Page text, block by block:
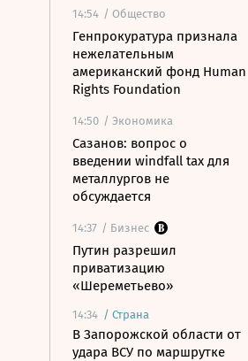
14:54 / Общество
Генпрокуратура признала
нежелательным
американский фонд Human
Rights Foundation
14:50 / Экономика
Сазанов: вопрос о
введении windfall tax для
металлургов не
обсуждается
14:37 / Бизнес
Путин разрешил
приватизацию
«Шереметьево»
14:34 / Страна
В Запорожской области от
удара ВСУ по маршрутке